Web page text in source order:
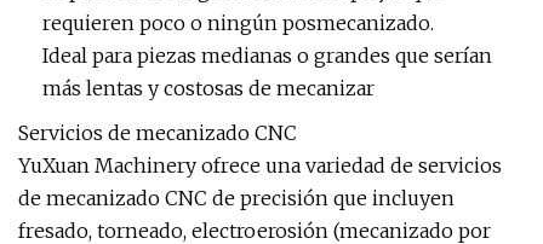
requieren poco o ningún posmecanizado.
Ideal para piezas medianas o grandes que serían
más lentas y costosas de mecanizar
Servicios de mecanizado CNC
YuXuan Machinery ofrece una variedad de servicios
de mecanizado CNC de precisión que incluyen
fresado, torneado, electroerosión (mecanizado por